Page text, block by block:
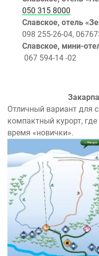
050 315 8000
Славское, отель
098 255-26-04,
Славское, мини-
067 594-14 -02
Отличный вариант для
компактный курорт,
время «новички».